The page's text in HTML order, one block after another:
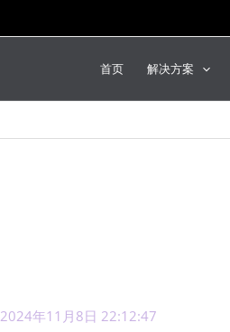
首页 解决方案
2024年11月8日 22:12:47